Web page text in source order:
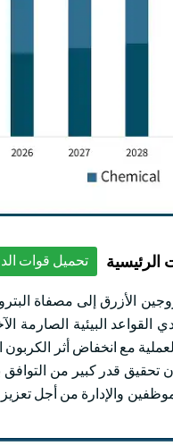
الرئيسية تحميل قوات
الأزرق إلى مصفاة
عام 2032. ومن المقرر أن تؤدي
العملية مع انخفاض أثر
قدر كبير من التوافق
والإدارة من أجل